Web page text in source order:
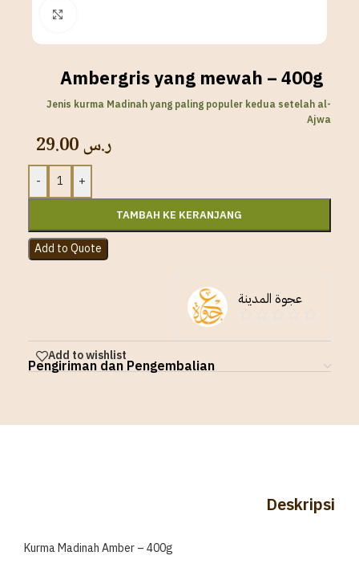
Ambergris yang mewah – 400g
Jenis kurma Madinah yang paling populer kedua setelah al-
Ajwa
ر.س
- +
TAMBAH KE KERANJANG
Add to Quote
عجوة المدينة
Add to wishlist
Pengiriman dan Pengembalian
Deskripsi
Kurma Madinah Amber – 400g